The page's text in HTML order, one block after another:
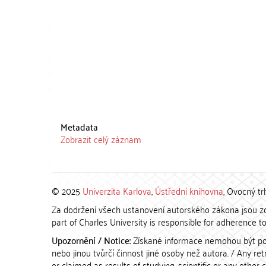
Metadata
Zobrazit celý záznam
© 2025 Univerzita Karlova,Ústřední knihovna, Ovocný
Za dodržení všech ustanovení autorského zákona jsou
part of Charles University is responsible for adherence
Upozornění / Notice:Získané informace nemohou být
nebo jinou tvůrčí činnost jiné osoby než autora. / Any